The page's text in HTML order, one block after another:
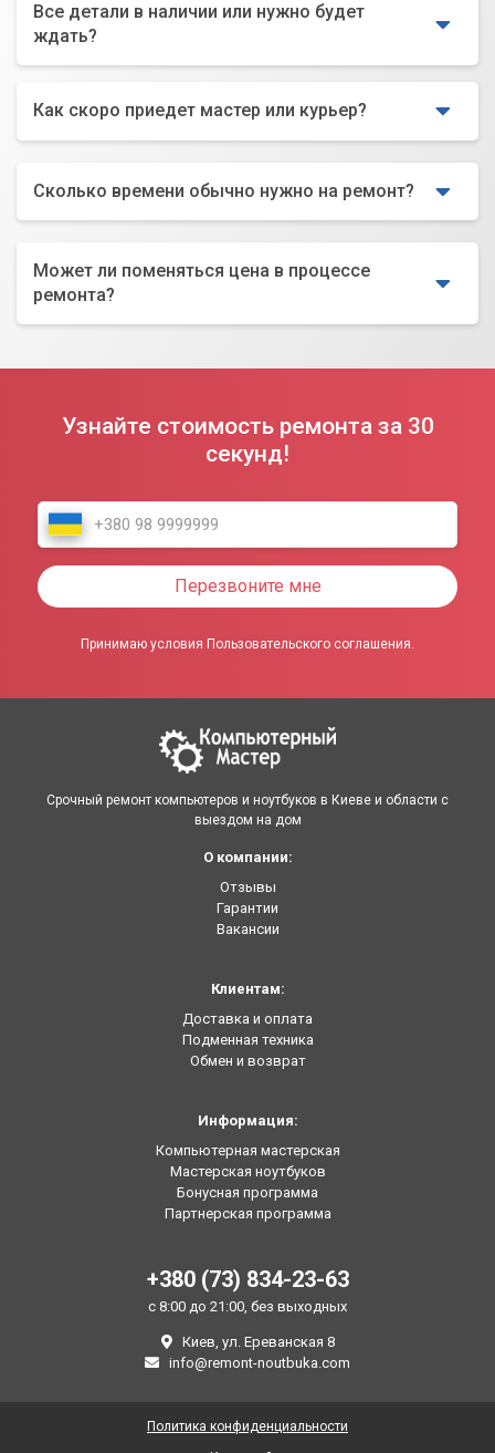
Все детали в наличии или нужно будет
ждать?
Как скоро приедет мастер или курьер?
Сколько времени обычно нужно на ремонт?
Может ли поменяться цена в процессе
ремонта?
Узнайте стоимость ремонта за 30
секунд!
Перезвоните мне
Принимаю условия Пользовательского соглашения.
Срочный ремонт компьютеров и ноутбуков в Киеве и области с
выездом на дом
О компании:
Отзывы
Гарантии
Вакансии
Клиентам:
Доставка и оплата
Подменная техника
Обмен и возврат
Информация:
Компьютерная мастерская
Мастерская ноутбуков
Бонусная программа
Партнерская программа
+380 (73) 834-23-63
с 8:00 до 21:00, без выходных
Киев, ул. Ереванская 8
info@remont-noutbuka.com
Политика конфиденциальности